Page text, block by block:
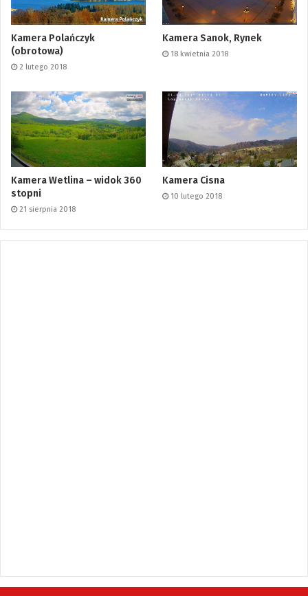
Kamera Polańczyk
(obrotowa)
2 lutego 2018
Kamera Sanok, Rynek
18 kwietnia 2018
Kamera Wetlina – widok 360
stopni
21 sierpnia 2018
Kamera Cisna
10 lutego 2018